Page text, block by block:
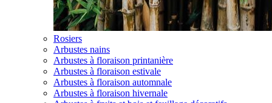
Rosiers
Arbustes nains
Arbustes à floraison printanière
Arbustes à floraison estivale
Arbustes à floraison automnale
Arbustes à floraison hivernale